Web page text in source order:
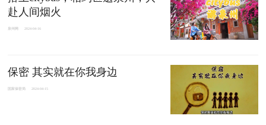
赴人间烟火
泉州网 2024-04-16
保密 其实就在你我身边
国家保密局 2024-04-15